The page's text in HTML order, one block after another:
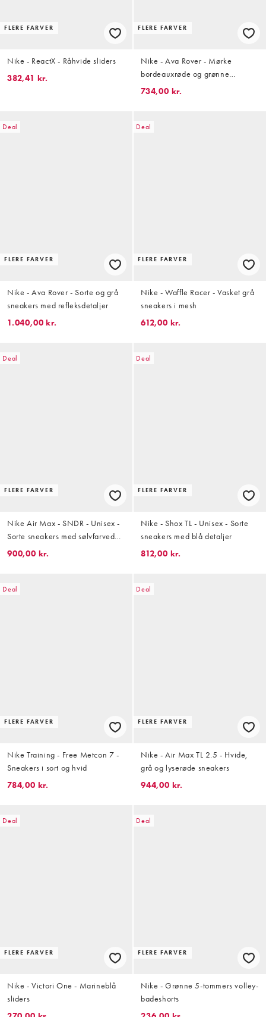
FLERE FARVER
Nike - ReactX - Råhvide sliders
382,41 kr.
FLERE FARVER
Nike - Ava Rover - Mørke
bordeauxrøde og grønne
sneakers
734,00 kr.
Deal
FLERE FARVER
Nike - Ava Rover - Sorte og grå
sneakers med refleksdetaljer
1.040,00 kr.
Deal
FLERE FARVER
Nike - Waffle Racer - Vasket grå
sneakers i mesh
612,00 kr.
Deal
FLERE FARVER
Nike Air Max - SNDR - Unisex -
Sorte sneakers med sølvfarvede
detaljer
900,00 kr.
Deal
FLERE FARVER
Nike - Shox TL - Unisex - Sorte
sneakers med blå detaljer
812,00 kr.
Deal
FLERE FARVER
Nike Training - Free Metcon 7 -
Sneakers i sort og hvid
784,00 kr.
Deal
FLERE FARVER
Nike - Air Max TL 2.5 - Hvide,
grå og lyserøde sneakers
944,00 kr.
Deal
FLERE FARVER
Nike - Victori One - Marineblå
sliders
Deal
FLERE FARVER
Nike - Grønne 5-tommers volley-
badeshorts